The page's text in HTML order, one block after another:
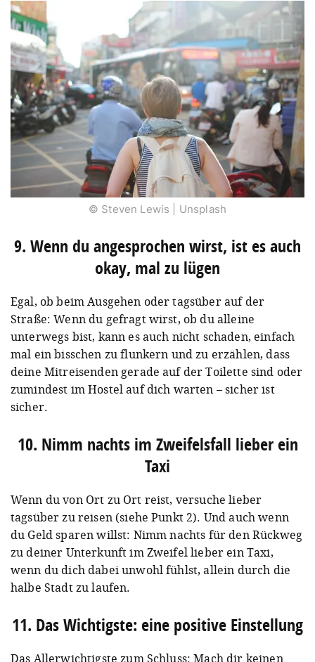
© Steven Lewis | Unsplash
9. Wenn du angesprochen wirst, ist es auch
okay, mal zu lügen
Egal, ob beim Ausgehen oder tagsüber auf der
Straße: Wenn du gefragt wirst, ob du alleine
unterwegs bist, kann es auch nicht schaden, einfach
mal ein bisschen zu flunkern und zu erzählen, dass
deine Mitreisenden gerade auf der Toilette sind oder
zumindest im Hostel auf dich warten – sicher ist
sicher.
10. Nimm nachts im Zweifelsfall lieber ein
Taxi
Wenn du von Ort zu Ort reist, versuche lieber
tagsüber zu reisen (siehe Punkt 2). Und auch wenn
du Geld sparen willst: Nimm nachts für den Rückweg
zu deiner Unterkunft im Zweifel lieber ein Taxi,
wenn du dich dabei unwohl fühlst, allein durch die
halbe Stadt zu laufen.
11. Das Wichtigste: eine positive Einstellung
Das Allerwichtigste zum Schluss: Mach dir keinen